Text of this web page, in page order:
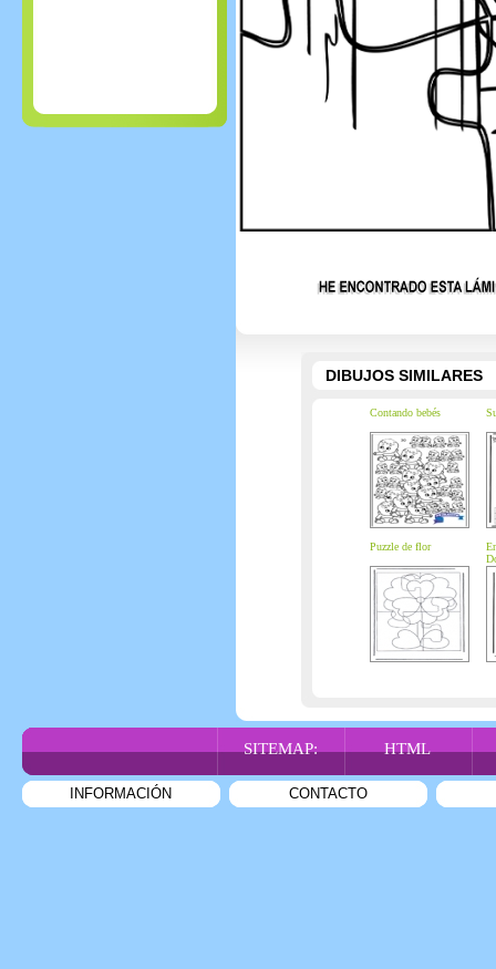
DIBUJOS SIMILARES
Contando bebés
Puzzle de flor
SITEMAP: HTML
INFORMACIÓN CONTACTO